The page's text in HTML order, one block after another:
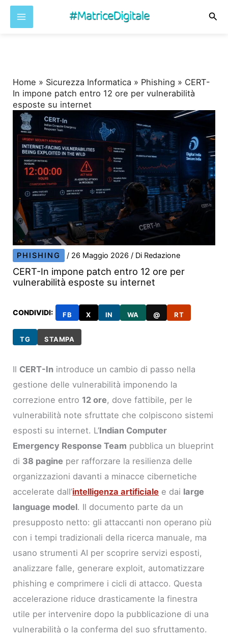
Home » Sicurezza Informatica » Phishing » CERT-
In impone patch entro 12 ore per vulnerabilità
esposte su internet
PHISHING / 26 Maggio 2026/ Di Redazione
CERT-In impone patch entro 12 ore per
vulnerabilità esposte su internet
CONDIVIDI: FB X IN WA @ RT
TG STAMPA
Il CERT-In introduce un cambio di passo nella
gestione delle vulnerabilità imponendo la
correzione entro 12 ore, dove fattibile, per le
vulnerabilità note sfruttate che colpiscono sistemi
esposti su internet. L’Indian Computer
Emergency Response Team pubblica un blueprint
di 38 pagine per rafforzare la resilienza delle
organizzazioni davanti a minacce cibernetiche
accelerate dall’intelligenza artificiale e dai large
language model. Il documento parte da un
presupposto netto: gli attaccanti non operano più
con i tempi tradizionali della ricerca manuale, ma
usano strumenti AI per scoprire servizi esposti,
analizzare falle, generare exploit, automatizzare
phishing e comprimere i cicli di attacco. Questa
accelerazione riduce drasticamente la finestra
utile per intervenire dopo la pubblicazione di una
vulnerabilità o la conferma del suo sfruttamento.